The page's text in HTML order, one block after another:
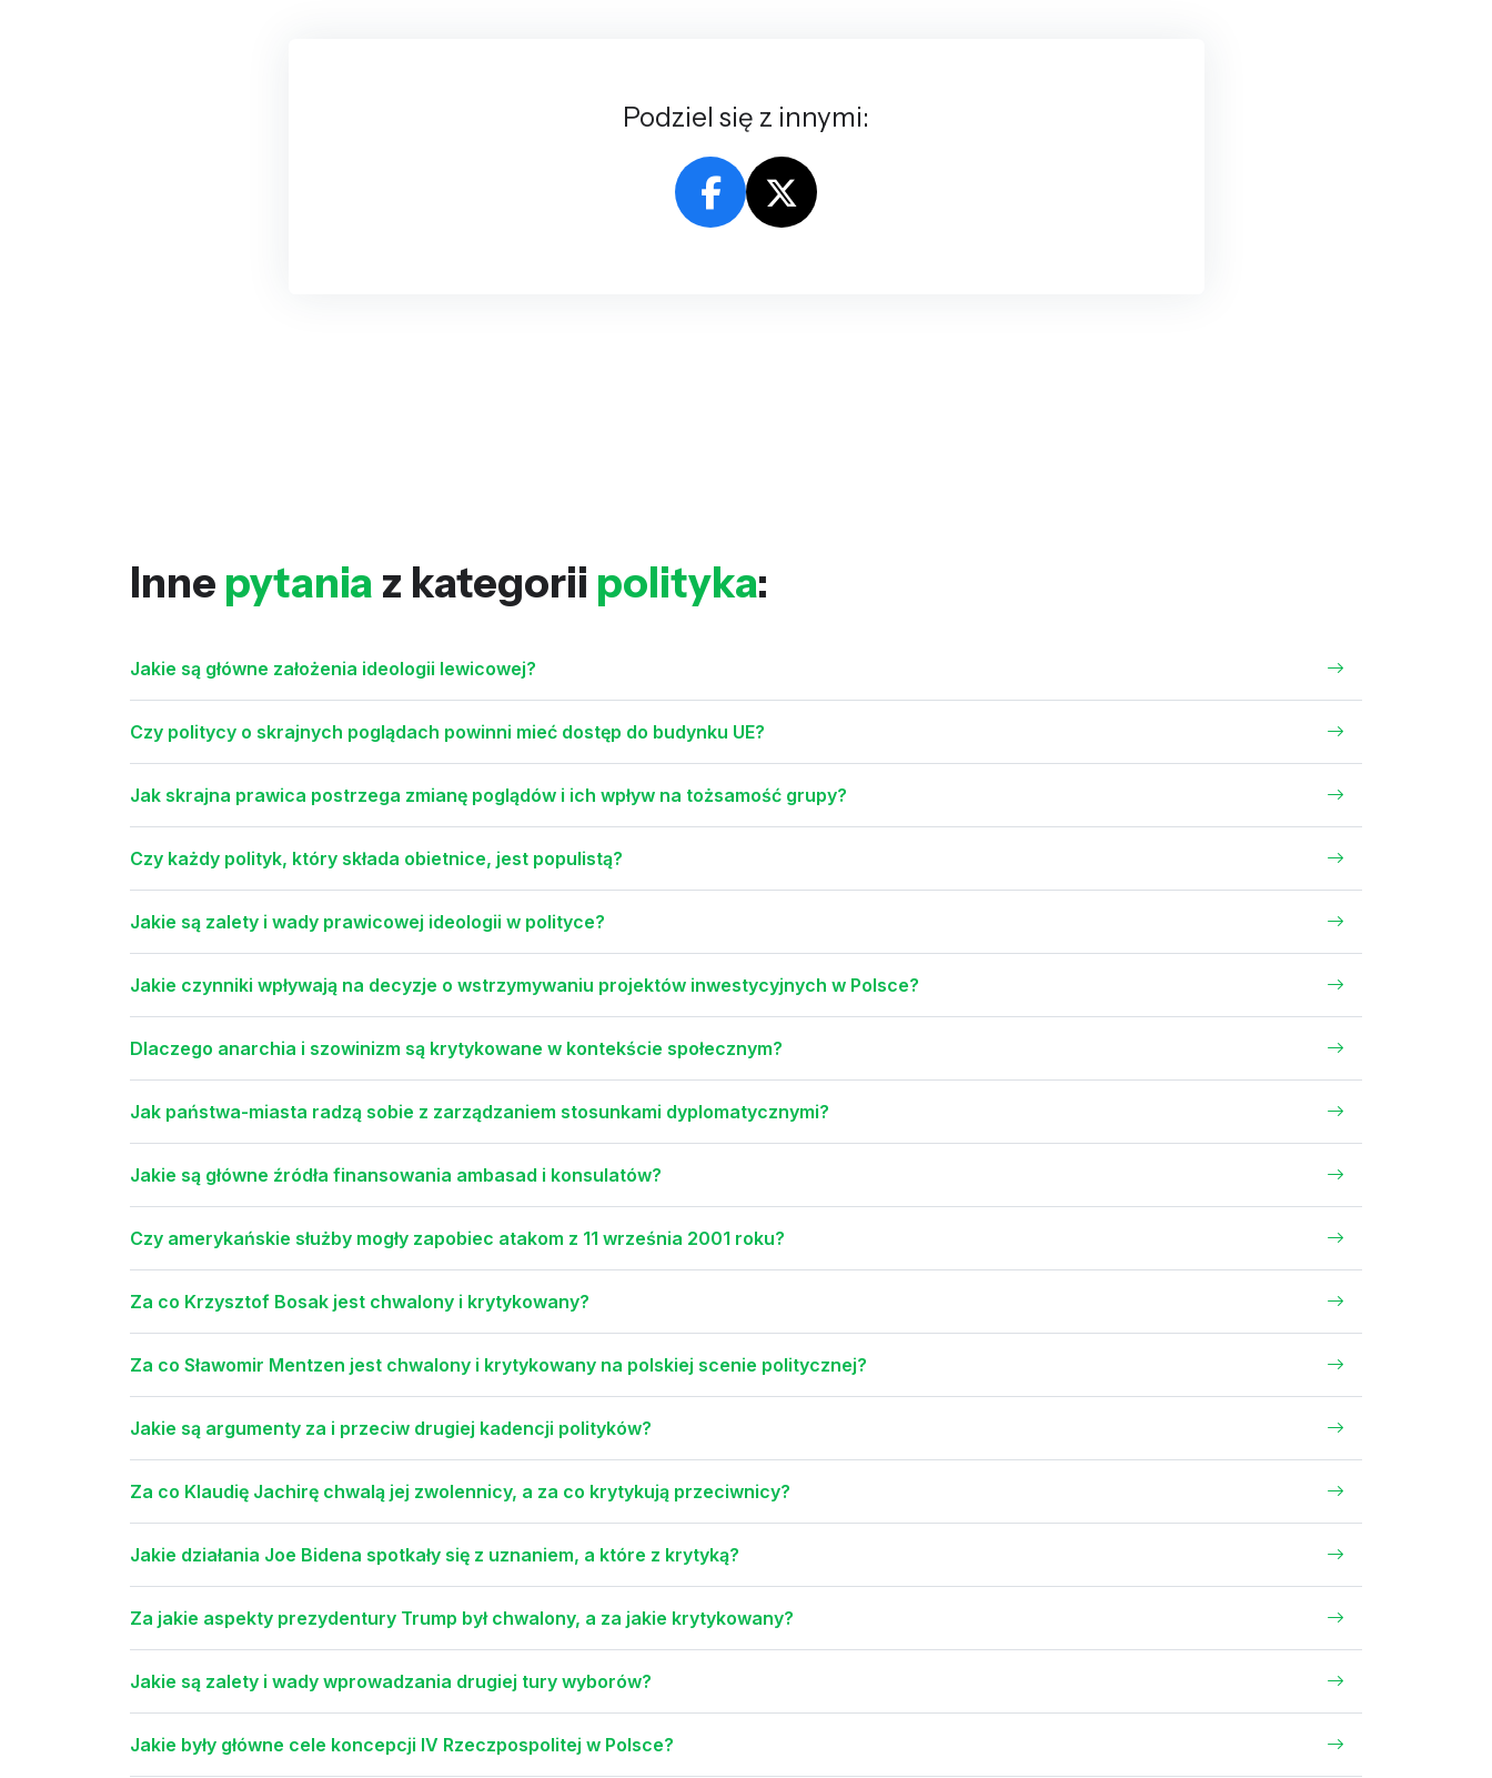
Podziel się z innymi:
Inne pytania z kategorii polityka:
Jakie są główne założenia ideologii lewicowej?
Czy politycy o skrajnych poglądach powinni mieć dostęp do budynku UE?
Jak skrajna prawica postrzega zmianę poglądów i ich wpływ na tożsamość grupy?
Czy każdy polityk, który składa obietnice, jest populistą?
Jakie są zalety i wady prawicowej ideologii w polityce?
Jakie czynniki wpływają na decyzje o wstrzymywaniu projektów inwestycyjnych w Polsce?
Dlaczego anarchia i szowinizm są krytykowane w kontekście społecznym?
Jak państwa-miasta radzą sobie z zarządzaniem stosunkami dyplomatycznymi?
Jakie są główne źródła finansowania ambasad i konsulatów?
Czy amerykańskie służby mogły zapobiec atakom z 11 września 2001 roku?
Za co Krzysztof Bosak jest chwalony i krytykowany?
Za co Sławomir Mentzen jest chwalony i krytykowany na polskiej scenie politycznej?
Jakie są argumenty za i przeciw drugiej kadencji polityków?
Za co Klaudię Jachirę chwalą jej zwolennicy, a za co krytykują przeciwnicy?
Jakie działania Joe Bidena spotkały się z uznaniem, a które z krytyką?
Za jakie aspekty prezydentury Trump był chwalony, a za jakie krytykowany?
Jakie są zalety i wady wprowadzania drugiej tury wyborów?
Jakie były główne cele koncepcji IV Rzeczpospolitej w Polsce?